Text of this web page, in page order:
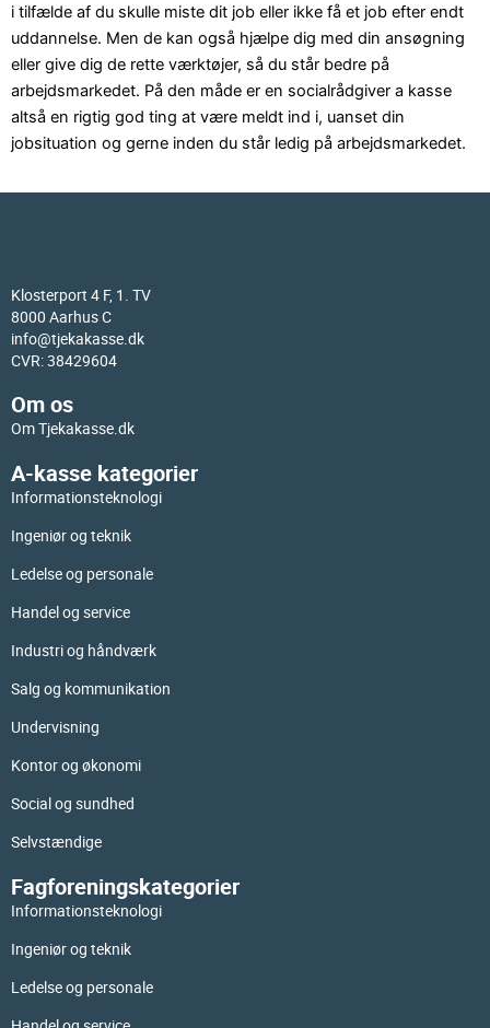
i tilfælde af du skulle miste dit job eller ikke få et job efter endt
uddannelse. Men de kan også hjælpe dig med din ansøgning
eller give dig de rette værktøjer, så du står bedre på
arbejdsmarkedet. På den måde er en socialrådgiver a kasse
altså en rigtig god ting at være meldt ind i, uanset din
jobsituation og gerne inden du står ledig på arbejdsmarkedet.
Klosterport 4 F, 1. TV
8000 Aarhus C
info@tjekakasse.dk
CVR: 38429604
Om os
Om Tjekakasse.dk
A-kasse kategorier
Informationsteknologi
Ingeniør og teknik
Ledelse og personale
Handel og service
Industri og håndværk
Salg og kommunikation
Undervisning
Kontor og økonomi
Social og sundhed
Selvstændige
Fagforeningskategorier
Informationsteknologi
Ingeniør og teknik
Ledelse og personale